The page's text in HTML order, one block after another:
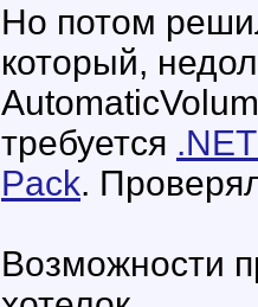
Но потом
который,
требуется
Pack.
Возможности